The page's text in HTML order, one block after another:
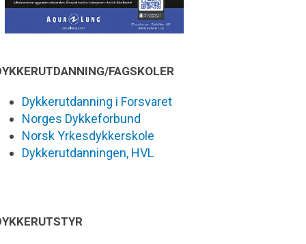
FAGSKOLER
Dykkerutdanning i Forsvaret
Norges Dykkeforbund
Norsk Yrkesdykkerskole
Dykkerutdanningen, HVL